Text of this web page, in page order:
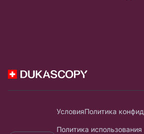
УсловияПолитика
Политика